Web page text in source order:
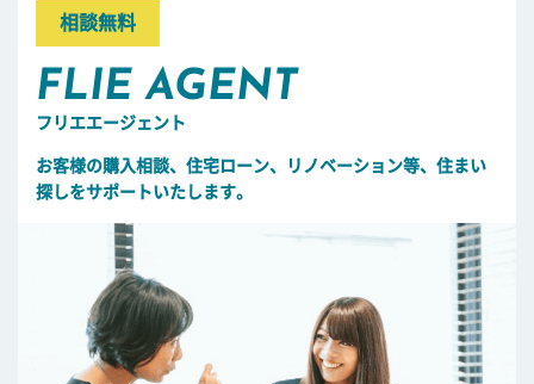
相談無料
FLIE AGENT
フリエエージェント
お客様の購入相談、住宅ローン、リノベーション等、住まい
探しをサポートいたします。